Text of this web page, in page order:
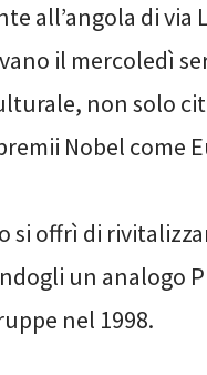
all’angola di via
il mercoledì
non solo
Nobel come
si offrì di
un analogo
nel 1998.